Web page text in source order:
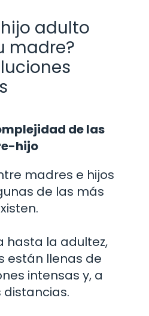
adulto
madre?
de las
hijo
madres e hijos
de las más
hasta la adultez,
están llenas de
intensas y, a
distancias.